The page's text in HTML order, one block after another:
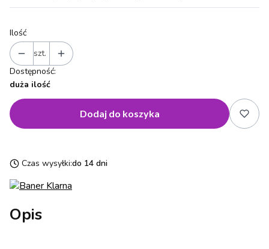
Ilość
szt.
Dostępność:
duża ilość
Dodaj do koszyka
Czas wysyłki:do 14 dni
Opis